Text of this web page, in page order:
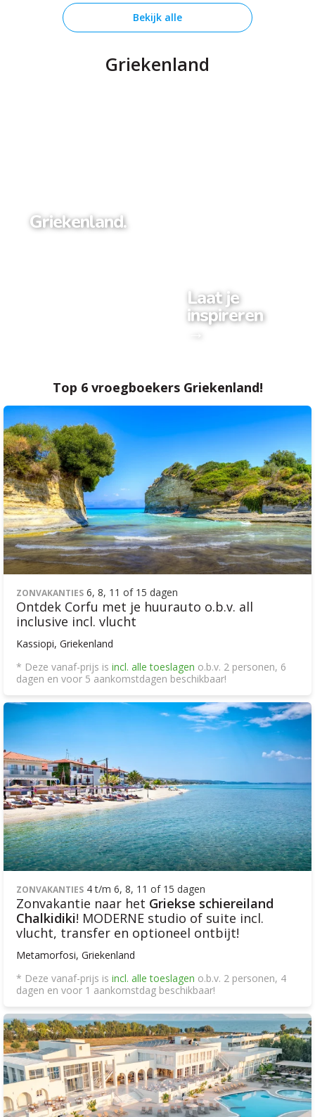
Bekijk alle
Griekenland
Griekenland.
Laat je
inspireren
Top 6 vroegboekers Griekenland!
ZONVAKANTIES 6, 8, 11 of 15 dagen
Ontdek Corfu met je huurauto o.b.v. all
inclusive incl. vlucht
Kassiopi, Griekenland
* Deze vanaf-prijs is incl. alle toeslagen o.b.v. 2 personen, 6
dagen en voor 5 aankomstdagen beschikbaar!
ZONVAKANTIES 4 t/m 6, 8, 11 of 15 dagen
Zonvakantie naar het Griekse schiereiland
Chalkidiki! MODERNE studio of suite incl.
vlucht, transfer en optioneel ontbijt!
Metamorfosi, Griekenland
* Deze vanaf-prijs is incl. alle toeslagen o.b.v. 2 personen, 4
dagen en voor 1 aankomstdag beschikbaar!